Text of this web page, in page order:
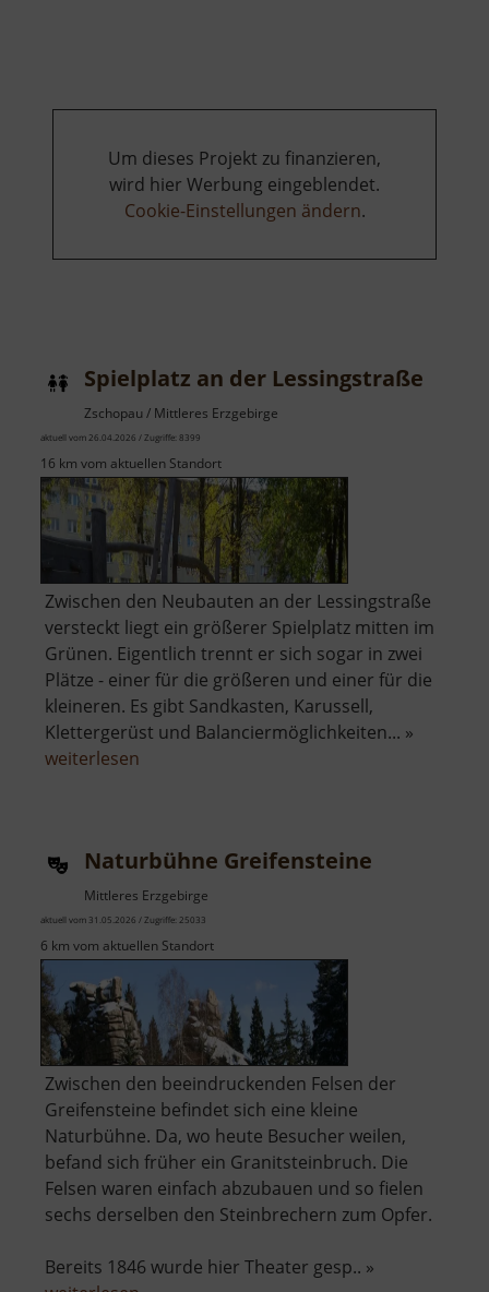
Um dieses Projekt zu finanzieren,
wird hier Werbung eingeblendet.
Cookie-Einstellungen ändern.
Spielplatz an der Lessingstraße
Zschopau / Mittleres Erzgebirge
aktuell vom 26.04.2026 / Zugriffe: 8399
16 km vom aktuellen Standort
Zwischen den Neubauten an der Lessingstraße
versteckt liegt ein größerer Spielplatz mitten im
Grünen. Eigentlich trennt er sich sogar in zwei
Plätze - einer für die größeren und einer für die
kleineren. Es gibt Sandkasten, Karussell,
Klettergerüst und Balanciermöglichkeiten... »
weiterlesen
Lessingstraße
Naturbühne Greifensteine
Mittleres Erzgebirge
aktuell vom 31.05.2026 / Zugriffe: 25033
6 km vom aktuellen Standort
Zwischen den beeindruckenden Felsen der
Greifensteine befindet sich eine kleine
Naturbühne. Da, wo heute Besucher weilen,
befand sich früher ein Granitsteinbruch. Die
Felsen waren einfach abzubauen und so fielen
sechs derselben den Steinbrechern zum Opfer.
Bereits 1846 wurde hier Theater gesp.. »